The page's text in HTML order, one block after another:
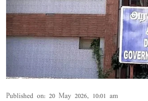
Published on: 20 May 2026, 10:01 am